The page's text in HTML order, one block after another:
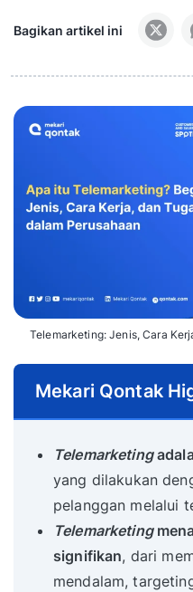
Bagikan artikel ini
Telemarketing: Jenis, Cara
Mekari Qontak
Telemarketing
yang dilakukan
pelanggan melalui
Telemarketing
signifikan, dari
mendalam,